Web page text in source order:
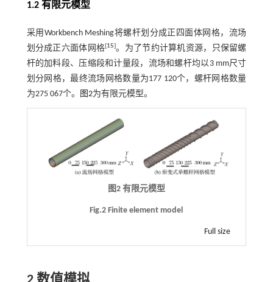
1.2 有限元模型
采用Workbench Meshing将螺杆划分成正四面体网格，流场
划分成正六面体网格[15]。为了节约计算机资源，只保留螺
杆的加料段、压缩段和计量段，流场和螺杆均以3 mm尺寸
划分网格，最终流场网格数量为177 120个，螺杆网格数量
为275 067个。
图2为有限元模型。
图2 有限元模型
Fig.2 Finite element model
Full size